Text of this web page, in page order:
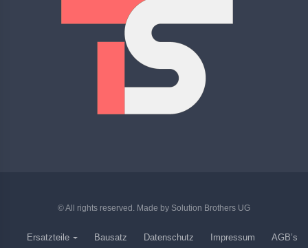
© All rights reserved. Made by Solution Brothers UG
Ersatzteile Bausatz Datenschutz Impressum AGB’s